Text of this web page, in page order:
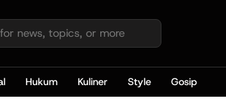
Hukum Kuliner Style Gosip